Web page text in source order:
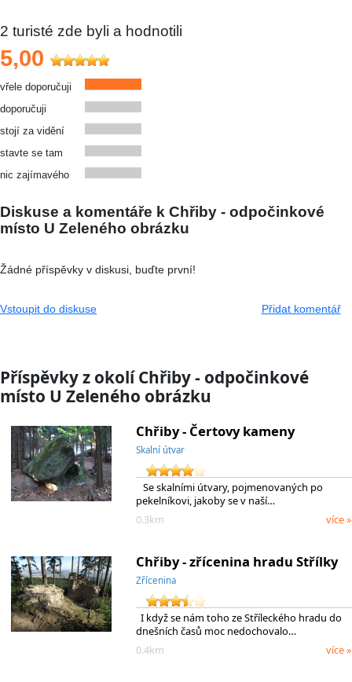
2 turisté zde byli a hodnotili
5,00
vřele doporučuji
doporučuji
stojí za vidění
stavte se tam
nic zajímavého
Diskuse a komentáře k Chřiby - odpočinkové
místo U Zeleného obrázku
Žádné příspěvky v diskusi, buďte první!
Vstoupit do diskuse Přidat komentář
Příspěvky z okolí Chřiby - odpočinkové
místo U Zeleného obrázku
Chřiby - Čertovy kameny
Skalní útvar
Se skalními útvary, pojmenovaných po
pekelníkovi, jakoby se v naší…
0.3km
více »
Chřiby - zřícenina hradu Střílky
Zřícenina
I když se nám toho ze Stříleckého hradu do
dnešních časů moc nedochovalo…
0.4km
více »